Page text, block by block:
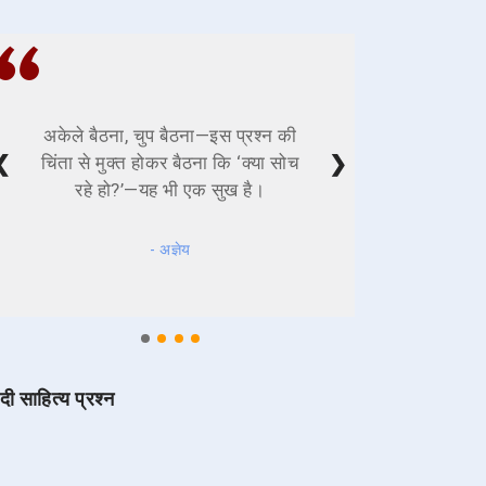
अकेले बैठना, चुप बैठना—इस प्रश्न की
चिंता से मुक्त होकर बैठना कि ‘क्या सोच
रहे हो?’—यह भी एक सुख है।
- अज्ञेय
❯
साहित्य प्रश्न